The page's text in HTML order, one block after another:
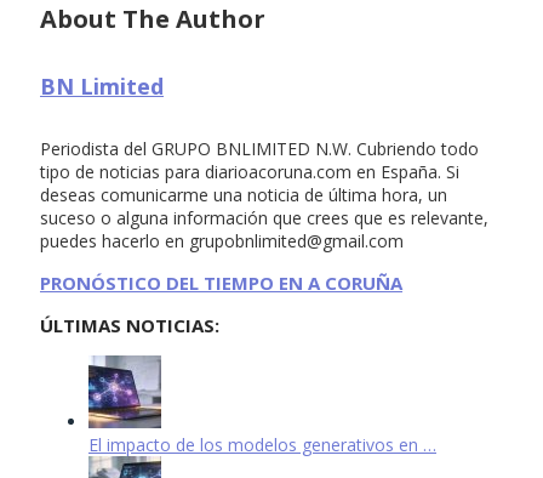
About The Author
BN Limited
Periodista del GRUPO BNLIMITED N.W. Cubriendo todo
tipo de noticias para diarioacoruna.com en España. Si
deseas comunicarme una noticia de última hora, un
suceso o alguna información que crees que es relevante,
puedes hacerlo en grupobnlimited@gmail.com
PRONÓSTICO DEL TIEMPO EN A CORUÑA
ÚLTIMAS NOTICIAS:
El impacto de los modelos generativos en …